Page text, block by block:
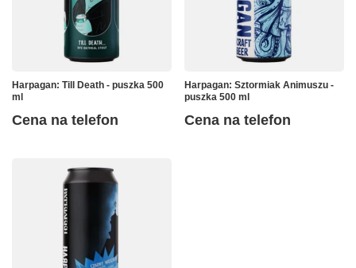
Harpagan: Till Death - puszka 500
ml
Cena na telefon
Harpagan: Sztormiak Animuszu -
puszka 500 ml
Cena na telefon